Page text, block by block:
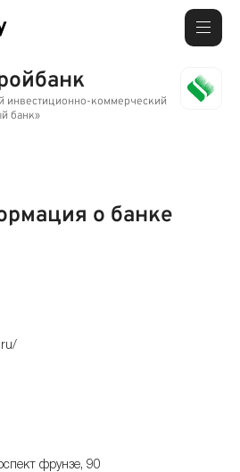
инвестиционно-коммерческий
банк»
о банке
фрунзе, 90